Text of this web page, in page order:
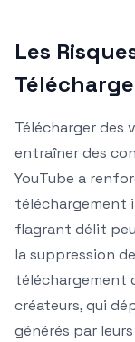
Les
Télécharger des
entraîner des
YouTube a
téléchargement
flagrant délit
la suppression
téléchargement
créateurs, qui
générés par